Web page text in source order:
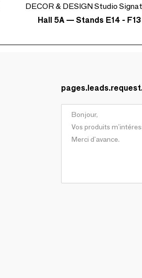
DECOR & DESIGN Studio
Hall 5A — Stands E14 - F13